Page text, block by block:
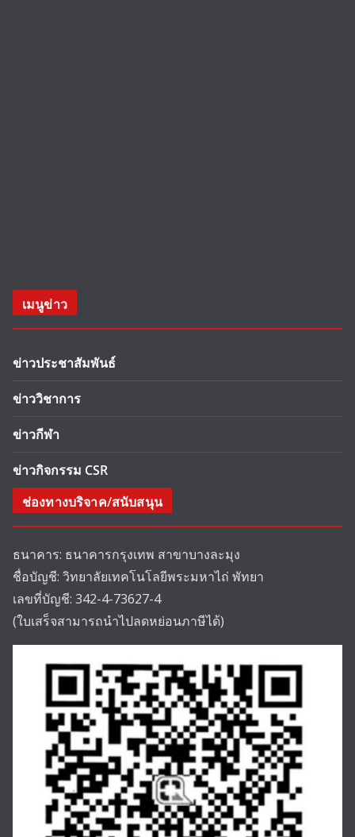
เมนูข่าว
ข่าวประชาสัมพันธ์
ข่าววิชาการ
ข่าวกีฬา
ข่าวกิจกรรม CSR
ช่องทางบริจาค/สนับสนุน
ธนาคาร: ธนาคารกรุงเทพ สาขาบางละมุง
ชื่อบัญชี: วิทยาลัยเทคโนโลยีพระมหาไถ่ พัทยา
เลขที่บัญชี: 342-4-73627-4
(ใบเสร็จสามารถนำไปลดหย่อนภาษีได้)